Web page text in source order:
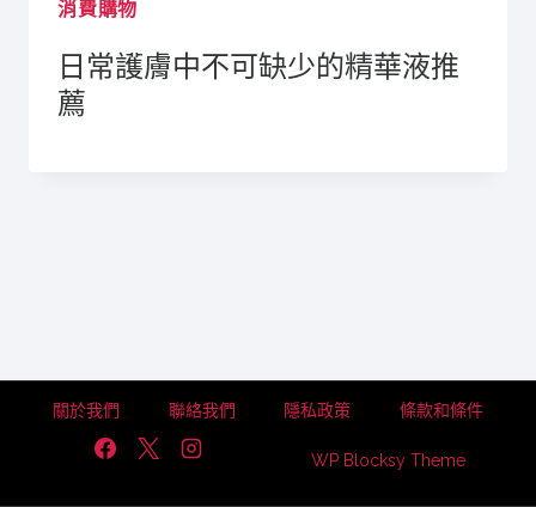
消費購物
日常護膚中不可缺少的精華液推
薦
關於我們 聯絡我們 隱私政策 條款和條件
WP Blocksy Theme